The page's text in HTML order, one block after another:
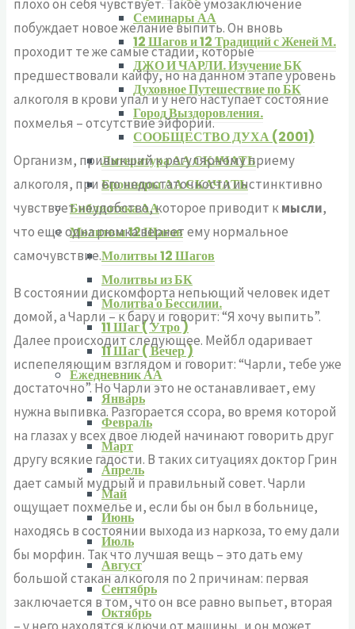
Семинары АА
12 Шагов и 12 Традиций с Женей М.
ДЖО И ЧАРЛИ. Изучение БК
Духовное Путешествие по БК
Город Выздоровления.
СООБЩЕСТВО ДУХА (2001)
Литература АА СКАЧАТЬ
Брошюры АА СКАЧАТЬ
Библиотека АА
Молитвы 12 Шагов
Молитвы 12 Шагов
Молитвы из БК
Молитва о Бессилии.
11 Шаг ( Утро )
11 Шаг ( Вечер )
Ежедневник АА
Январь
Февраль
Март
Апрель
Май
Июнь
Июль
Август
Сентябрь
Октябрь
плохо он себя чувствует. Такое умозаключение
побуждает новое желание выпить. Он вновь
проходит те же самые стадии, которые
предшествовали кайфу, но на данном этапе уровень
алкоголя в крови упал и у него наступает состояние
похмелья – отсутствие эйфории.
Организм, привыкший к регулярному приему
алкоголя, при его недостаточности инстинктивно
чувствует неудобство, которое приводит кмысли,
что еще одна рюмка вернет ему нормальное
самочувствие.
В состоянии дискомфорта непьющий человек идет
домой, а Чарли – к бару и говорит: “Я хочу выпить”.
Далее происходит следующее. Мейбл одаривает
испепеляющим взглядом и говорит: “Чарли, тебе уже
достаточно”. Но Чарли это не останавливает, ему
нужна выпивка. Разгорается ссора, во время которой
на глазах у всех двое людей начинают говорить друг
другу всякие гадости. В таких ситуациях доктор Грин
дает самый мудрый и правильный совет. Чарли
ощущает похмелье и, если бы он был в больнице,
находясь в состоянии выхода из наркоза, то ему дали
бы морфин. Так что лучшая вещь – это дать ему
большой стакан алкоголя по 2 причинам: первая
заключается в том, что он все равно выпьет, вторая